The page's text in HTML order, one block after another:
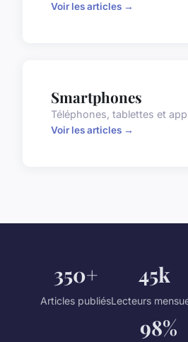
Voir les articles →
Smartphones
Téléphones, tablettes et
Voir les articles →
350+
Articles publiés
45k
Lecteurs
98%